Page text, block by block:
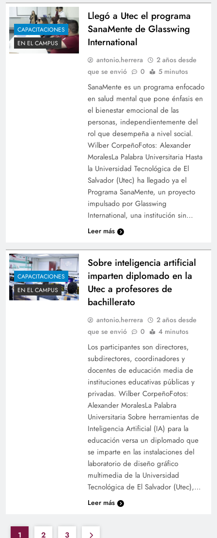
CAPACITACIONES
EN EL CAMPUS
Llegó a Utec el programa
SanaMente de Glasswing
International
antonio.herrera
2 años desde
que se envió
0 5 minutos
SanaMente es un programa enfocado
en salud mental que pone énfasis en
el bienestar emocional de las
personas, independientemente del
rol que desempeña a nivel social.
Wilber CorpeñoFotos: Alexander
MoralesLa Palabra Universitaria Hasta
la Universidad Tecnológica de El
Salvador (Utec) ha llegado ya el
Programa SanaMente, un proyecto
impulsado por Glasswing
International, una institución sin…
Leer más
CAPACITACIONES
EN EL CAMPUS
Sobre inteligencia artificial
imparten diplomado en la
Utec a profesores de
bachillerato
antonio.herrera
2 años desde
que se envió
0 4 minutos
Los participantes son directores,
subdirectores, coordinadores y
docentes de educación media de
instituciones educativas públicas y
privadas. Wilber CorpeñoFotos:
Alexander MoralesLa Palabra
Universitaria Sobre herramientas de
Inteligencia Artificial (IA) para la
educación versa un diplomado que
se imparte en las instalaciones del
laboratorio de diseño gráfico
multimedia de la Universidad
Tecnológica de El Salvador (Utec),…
Leer más
1 2 3